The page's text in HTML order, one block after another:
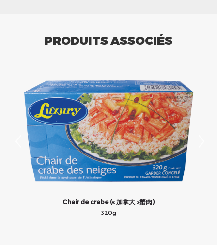
PRODUITS ASSOCIÉS
Chair de crabe (« 加拿大 »蟹肉)
320g